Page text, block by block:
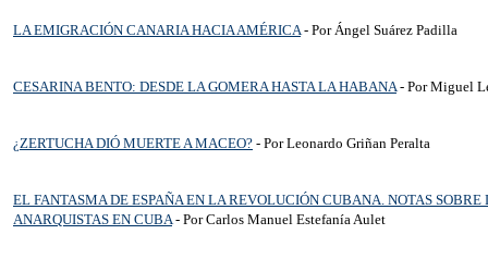
LA EMIGRACIÓN CANARIA HACIA AMÉRICA- Por Ángel Suárez Padilla
CESARINA BENTO: DESDE LA GOMERA HASTA LA HABANA- Por Miguel
¿ZERTUCHA DIÓ MUERTE A MACEO? - Por Leonardo Griñan Peralta
EL FANTASMA DE ESPAÑA EN LA REVOLUCIÓN CUBANA. NOTAS SOBRE
ANARQUISTAS EN CUBA- Por Carlos Manuel Estefanía Aulet